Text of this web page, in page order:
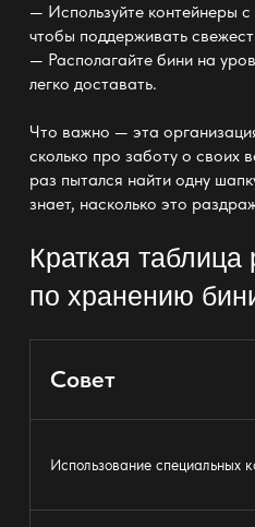
— Используйте контейнеры
чтобы поддерживать
— Располагайте бини на
легко доставать.
Что важно — эта
сколько про заботу о своих
раз пытался найти одну
знает, насколько это
Краткая
по хранению
Совет
Использование специальных